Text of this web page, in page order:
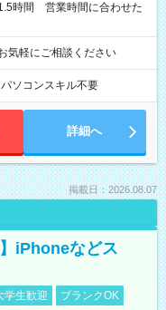
気軽にご相談ください
パソコンスキル不要
詳細へ
掲載日：2026.08.07
iPhoneなどス
学生歓迎
ブランクOK